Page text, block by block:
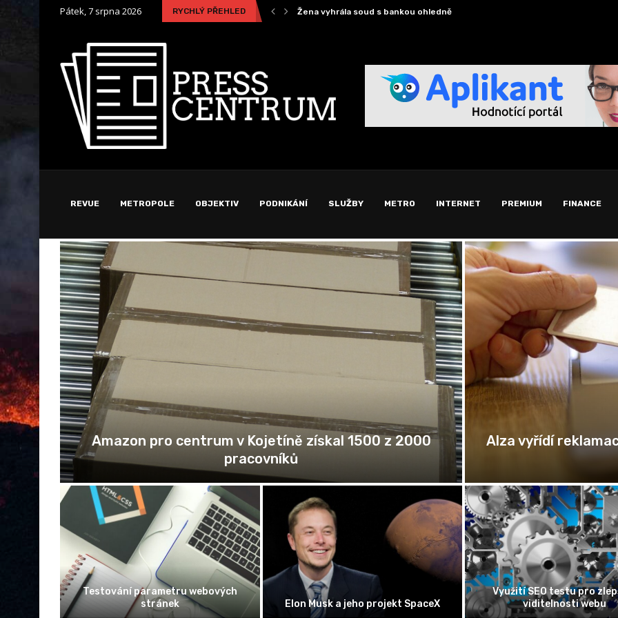
Pátek, 7 srpna 2026 RYCHLÝ PŘEHLED
Žena vyhrála soud s bankou ohledně poplatku za... K českým kořenům či identitě se v USA...
REVUE METROPOLE OBJEKTIV PODNIKÁNÍ SLUŽBY METRO INTERNET PREMIUM FINANCE
Možnost porovnání nabídek pojištění domácnosti
Nožnicový stan
Žena vyhrála soud s bankou ohledně
poplatku za předčasné splacení
úvěru
K českým kořenům či identitě se v
USA hlásilo 1,4 milionu lidí
Schránka se vzorky z
Bennu úspěšně přistála v
USA